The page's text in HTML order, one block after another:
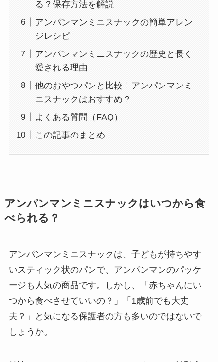
る？保存方法を解説
アンパンマンミニスナックの簡単アレン
ジレシピ
アンパンマンミニスナックの歴史と長く
愛される理由
他のおやつパンと比較！アンパンマンミ
ニスナックはおすすめ？
よくある質問（FAQ）
この記事のまとめ
アンパンマンミニスナックはいつから食
べられる？
アンパンマンミニスナックは、子どもが持ちやす
いスティック状のパンで、アンパンマンのパッケ
ージも人気の商品です。しかし、「赤ちゃんにい
つから食べさせていいの？」「1歳前でも大丈
夫？」と気になる保護者の方も多いのではないで
しょうか。